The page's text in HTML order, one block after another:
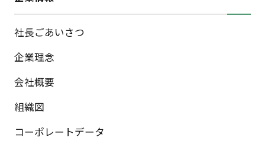
社長ごあいさつ
企業理念
会社概要
組織図
コーポレートデータ